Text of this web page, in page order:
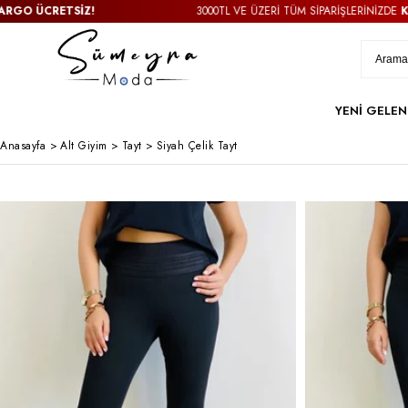
3000TL VE ÜZERİ TÜM SİPARİŞLERİNİZDE
YENİ
Anasayfa > Alt Giyim > Tayt > Siyah Çelik Tayt